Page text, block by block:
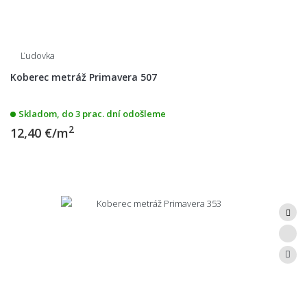
Ľudovka
Koberec metráž Primavera 507
Skladom, do 3 prac. dní odošleme
12,40 €/m2